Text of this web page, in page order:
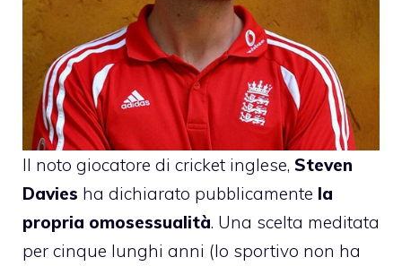
Il noto giocatore di cricket inglese, Steven
Davies ha dichiarato pubblicamente la
propria omosessualità. Una scelta meditata
per cinque lunghi anni (lo sportivo non ha